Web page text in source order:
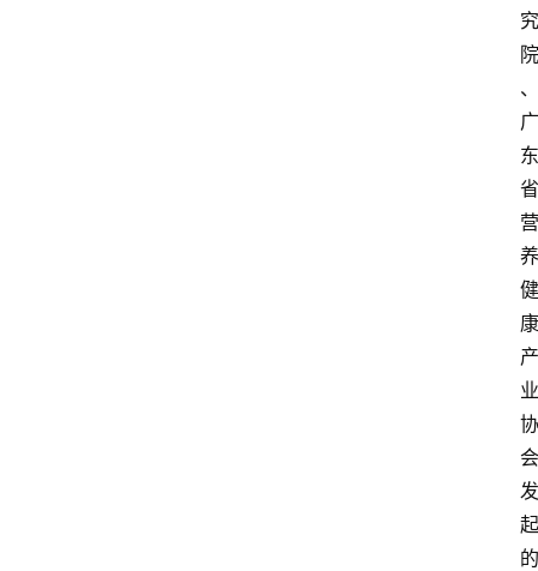
究
院
、
广
东
省
营
养
健
康
产
业
协
会
发
起
的